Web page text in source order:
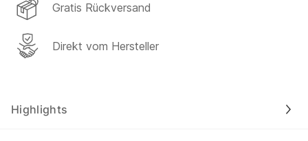
Gratis Rückversand
Direkt vom Hersteller
Highlights